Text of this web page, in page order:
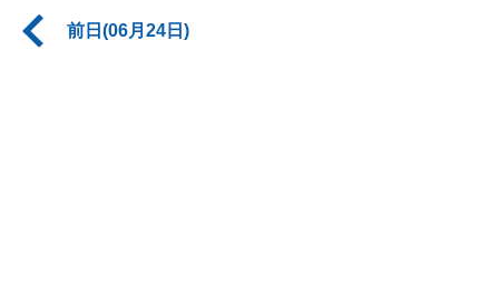
前日(06月24日)